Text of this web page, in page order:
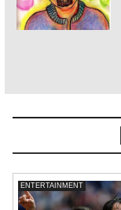
ENTERTAINMENT